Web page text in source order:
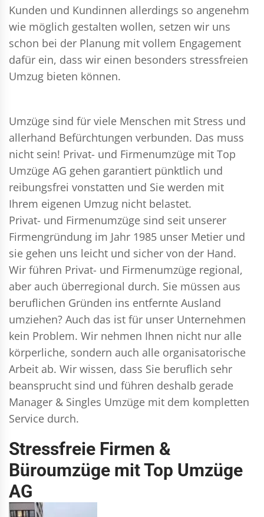
Kunden und Kundinnen allerdings so angenehm
wie möglich gestalten wollen, setzen wir uns
schon bei der Planung mit vollem Engagement
dafür ein, dass wir einen besonders stressfreien
Umzug bieten können.
Umzüge sind für viele Menschen mit Stress und
allerhand Befürchtungen verbunden. Das muss
nicht sein! Privat- und Firmenumzüge mit Top
Umzüge AG gehen garantiert pünktlich und
reibungsfrei vonstatten und Sie werden mit
Ihrem eigenen Umzug nicht belastet.
Privat- und Firmenumzüge sind seit unserer
Firmengründung im Jahr 1985 unser Metier und
sie gehen uns leicht und sicher von der Hand.
Wir führen Privat- und Firmenumzüge regional,
aber auch überregional durch. Sie müssen aus
beruflichen Gründen ins entfernte Ausland
umziehen? Auch das ist für unser Unternehmen
kein Problem. Wir nehmen Ihnen nicht nur alle
körperliche, sondern auch alle organisatorische
Arbeit ab. Wir wissen, dass Sie beruflich sehr
beansprucht sind und führen deshalb gerade
Manager & Singles Umzüge mit dem kompletten
Service durch.
Stressfreie Firmen &
Büroumzüge mit Top Umzüge
AG